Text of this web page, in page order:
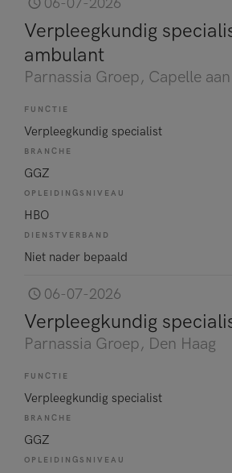
06-07-2026
Verpleegkundig
ambulant
Parnassia Groep, Capelle
FUNCTIE
Verpleegkundig specialist
BRANCHE
GGZ
OPLEIDINGSNIVEAU
HBO
DIENSTVERBAND
Niet nader bepaald
06-07-2026
Verpleegkundig
Parnassia Groep, Den Haag
FUNCTIE
Verpleegkundig specialist
BRANCHE
GGZ
OPLEIDINGSNIVEAU